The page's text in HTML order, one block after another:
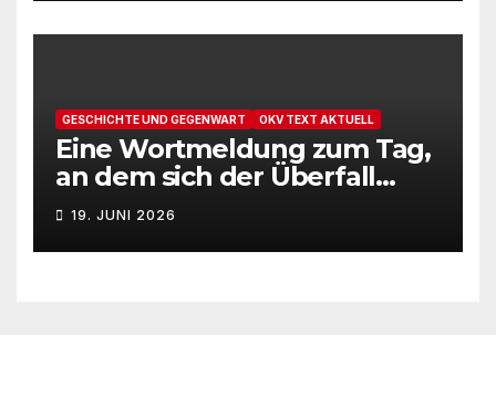
GESCHICHTE UND GEGENWART OKV TEXT AKTUELL
Eine Wortmeldung zum Tag,
an dem sich der Überfall
Deutschlands auf die UdSSR
1941 zum 85. Male jährt
19. JUNI 2026